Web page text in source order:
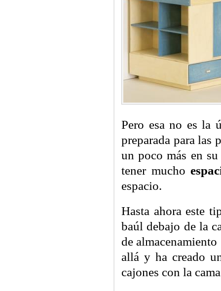
Pero esa no es la
preparada para las
un poco más en
tener mucho
espacio.
Hasta ahora este
baúl debajo de la
de
allá y ha creado
cajones con la